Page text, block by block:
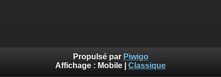
Propulsé par Piwigo
Affichage : Mobile Classique